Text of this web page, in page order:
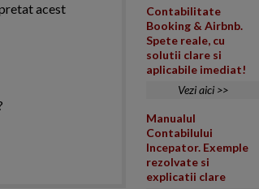
acest
Contabilitate
Booking & Airbnb.
Spete reale, cu
solutii clare si
aplicabile imediat!
Vezi aici >>
Manualul
Contabilului
Incepator. Exemple
rezolvate si
explicatii clare